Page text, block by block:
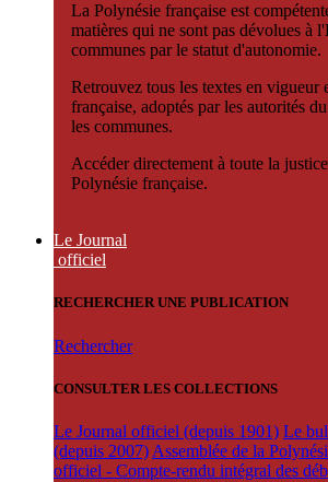
La Polynésie française est
matières qui ne sont pas dévolues à
communes par le statut d'autonomie.
Retrouvez tous les textes en vigueur
française, adoptés par les autorités
les communes.
Accéder directement à toute la
Polynésie française.
Le Journal
officiel
RECHERCHER UNE PUBLICATION
Rechercher
CONSULTER LES COLLECTIONS
Le Journal officiel (depuis 1901) Le
(depuis 2007) Assemblée de la
officiel - Compte-rendu intégral des